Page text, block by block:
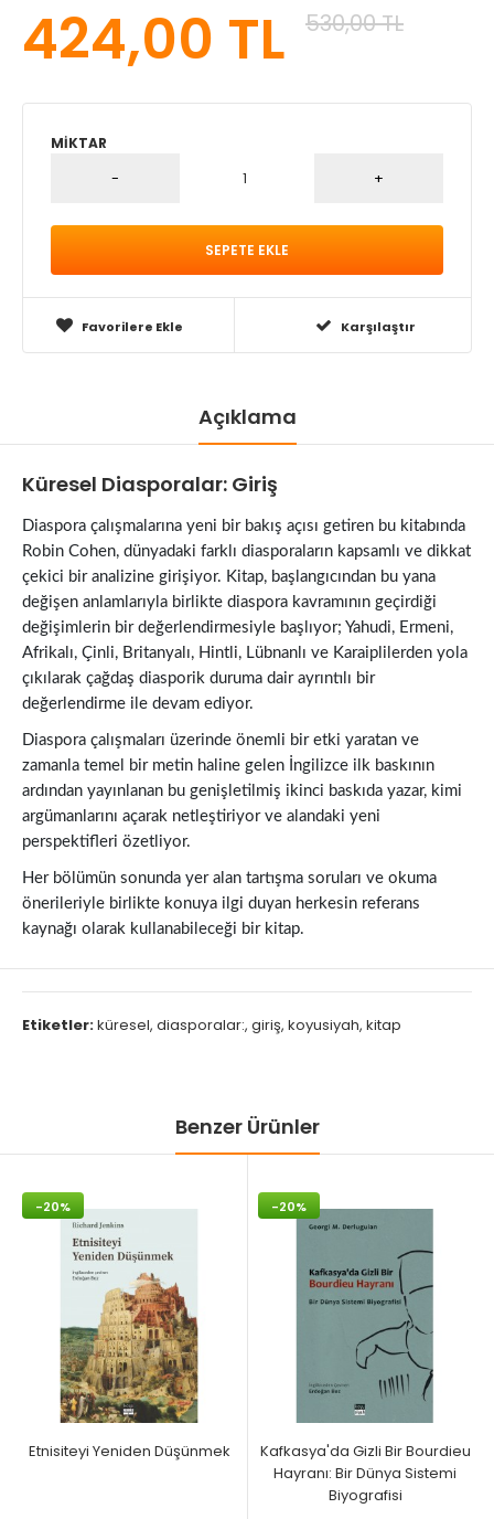
424,00 TL 530,00 TL
MIKTAR
Favorilere Ekle Karşılaştır
Açıklama
Küresel Diasporalar: Giriş
Diaspora çalışmalarına yeni bir bakış açısı getiren bu kitabında
Robin Cohen, dünyadaki farklı diasporaların kapsamlı ve dikkat
çekici bir analizine girişiyor. Kitap, başlangıcından bu yana
değişen anlamlarıyla birlikte diaspora kavramının geçirdiği
değişimlerin bir değerlendirmesiyle başlıyor; Yahudi, Ermeni,
Afrikalı, Çinli, Britanyalı, Hintli, Lübnanlı ve Karaiplilerden yola
çıkılarak çağdaş diasporik duruma dair ayrıntılı bir
değerlendirme ile devam ediyor.
Diaspora çalışmaları üzerinde önemli bir etki yaratan ve
zamanla temel bir metin haline gelen İngilizce ilk baskının
ardından yayınlanan bu genişletilmiş ikinci baskıda yazar, kimi
argümanlarını açarak netleştiriyor ve alandaki yeni
perspektifleri özetliyor.
Her bölümün sonunda yer alan tartışma soruları ve okuma
önerileriyle birlikte konuya ilgi duyan herkesin referans
kaynağı olarak kullanabileceği bir kitap.
Etiketler:küresel, diasporalar:, giriş, koyusiyah, kitap
Benzer Ürünler
-20%
Etnisiteyi Yeniden Düşünmek
-20%
Kafkasya'da Gizli Bir Bourdieu
Hayranı: Bir Dünya Sistemi
Biyografisi